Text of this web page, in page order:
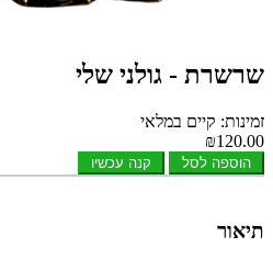
שרשרת - גולני שלי
זמינות: קיים במלאי
₪120.00
הוספה לסל קנה עכשיו
תיאור